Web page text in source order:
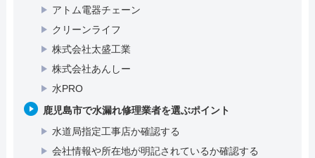
アトム電器チェーン
クリーンライフ
株式会社太盛工業
株式会社あんしー
水PRO
鹿児島市で水漏れ修理業者を選ぶポイント
水道局指定工事店か確認する
会社情報や所在地が明記されているか確認する